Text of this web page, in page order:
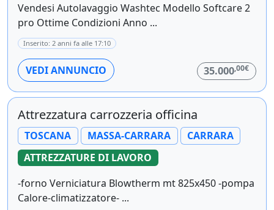
Vendesi Autolavaggio Washtec Modello Softcare 2
pro Ottime Condizioni Anno ...
Inserito: 2 anni fa alle 17:10
VEDI ANNUNCIO 35.000,00€
Attrezzatura carrozzeria officina
TOSCANA MASSA-CARRARA
CARRARA
ATTREZZATURE DI LAVORO
-forno Verniciatura Blowtherm mt 825x450 -pompa
Calore-climatizzatore- ...